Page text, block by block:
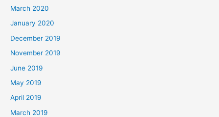
March 2020
January 2020
December 2019
November 2019
June 2019
May 2019
April 2019
March 2019